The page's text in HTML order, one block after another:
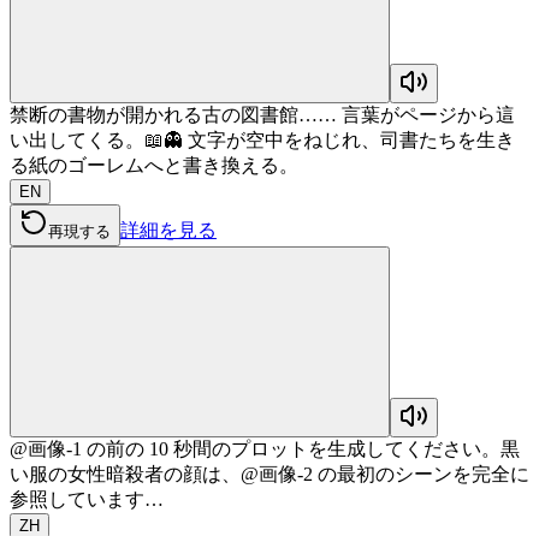
禁断の書物が開かれる古の図書館…… 言葉がページから這
い出してくる。📖👻 文字が空中をねじれ、司書たちを生き
る紙のゴーレムへと書き換える。
EN
再現する 詳細を見る
@画像-1 の前の 10 秒間のプロットを生成してください。黒
い服の女性暗殺者の顔は、@画像-2 の最初のシーンを完全に
参照しています…
ZH